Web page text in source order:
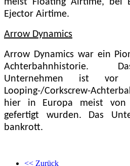
meist Floating Airtime, bei
Ejector Airtime.
Arrow Dynamics
Arrow Dynamics war ein
Achterbahnhistorie.
Unternehmen ist
Looping-/Corkscrew-
hier in Europa meist von
gefertigt wurden. Das
bankrott.
<< Zurück